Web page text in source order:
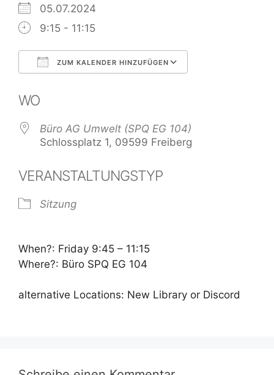
05.07.2024
9:15 - 11:15
ZUM KALENDER HINZUFÜGEN
WO
Büro AG Umwelt (SPQ EG 104)
Schlossplatz 1, 09599 Freiberg
VERANSTALTUNGSTYP
Sitzung
When?: Friday 9:45 – 11:15
Where?: Büro SPQ EG 104
alternative Locations: New Library or Discord